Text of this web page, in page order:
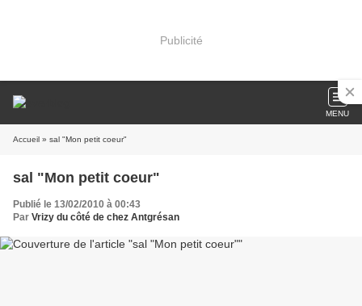
Publicité
MENU
Accueil » sal "Mon petit coeur"
sal "Mon petit coeur"
Publié le 13/02/2010 à 00:43
Par Vrizy du côté de chez Antgrésan